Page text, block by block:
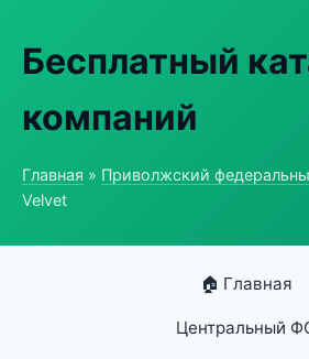
Бесплатный
компаний
Главная » Приволжский
Velvet
🏠 Главная
Центральный